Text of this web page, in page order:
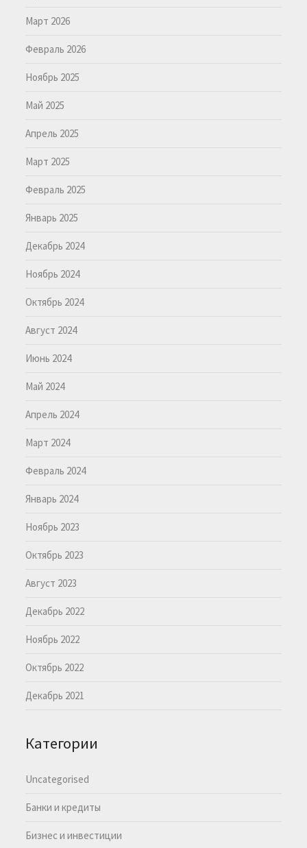
Март 2026
Февраль 2026
Ноябрь 2025
Май 2025
Апрель 2025
Март 2025
Февраль 2025
Январь 2025
Декабрь 2024
Ноябрь 2024
Октябрь 2024
Август 2024
Июнь 2024
Май 2024
Апрель 2024
Март 2024
Февраль 2024
Январь 2024
Ноябрь 2023
Октябрь 2023
Август 2023
Декабрь 2022
Ноябрь 2022
Октябрь 2022
Декабрь 2021
Категории
Uncategorised
Банки и кредиты
Бизнес и инвестиции